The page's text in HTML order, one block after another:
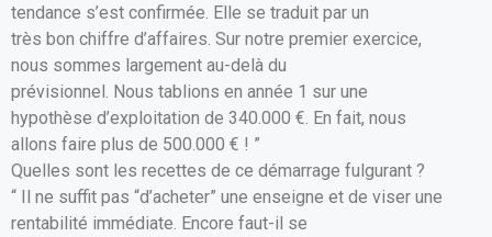
tendance s’est confirmée. Elle se traduit par un
très bon chiffre d’affaires. Sur notre premier exercice,
nous sommes largement au-delà du
prévisionnel. Nous tablions en année 1 sur une
hypothèse d’exploitation de 340.000 €. En fait, nous
allons faire plus de 500.000 € ! ”
Quelles sont les recettes de ce démarrage fulgurant ?
“ Il ne suffit pas “d’acheter” une enseigne et de viser une
rentabilité immédiate. Encore faut-il se